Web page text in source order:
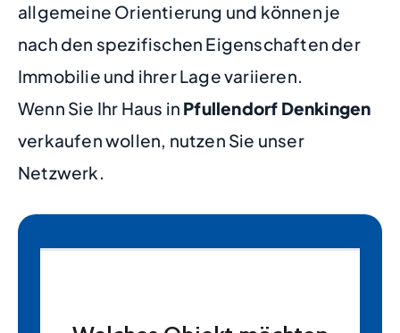
allgemeine Orientierung und können je
nach den spezifischen Eigenschaften der
Immobilie und ihrer Lage variieren.
Wenn Sie Ihr Haus in Pfullendorf Denkingen
verkaufen wollen, nutzen Sie unser
Netzwerk.